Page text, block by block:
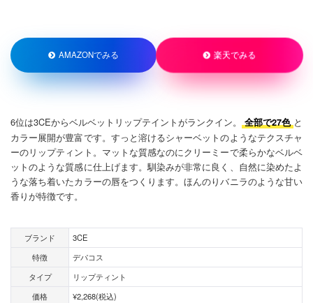
AMAZONでみる 楽天でみる
6位は3CEからベルベットリップテイントがランクイン。 全部で27色 と
カラー展開が豊富です。すっと溶けるシャーベットのようなテクスチャ
ーのリップティント。マットな質感なのにクリーミーで柔らかなベルベ
ットのような質感に仕上げます。馴染みが非常に良く、自然に染めたよ
うな落ち着いたカラーの唇をつくります。ほんのりバニラのような甘い
香りが特徴です。
ブランド
3CE
特徴
デパコス
タイプ
リップティント
価格
¥2,268(税込)